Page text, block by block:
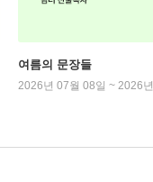
여름의 문장들
2026년 07월 08일 ~ 2026